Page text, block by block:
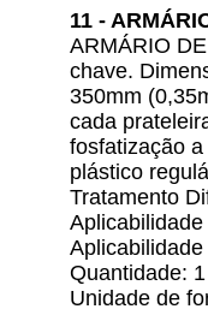
11 -
ARMÁRIO
chave.
350mm
cada
fosfatização
plástico
Tratamento
Quantidade: 1
Unidade de